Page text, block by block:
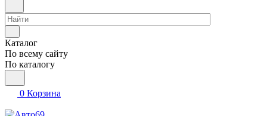
Каталог
По всему сайту
По каталогу
0 Корзина